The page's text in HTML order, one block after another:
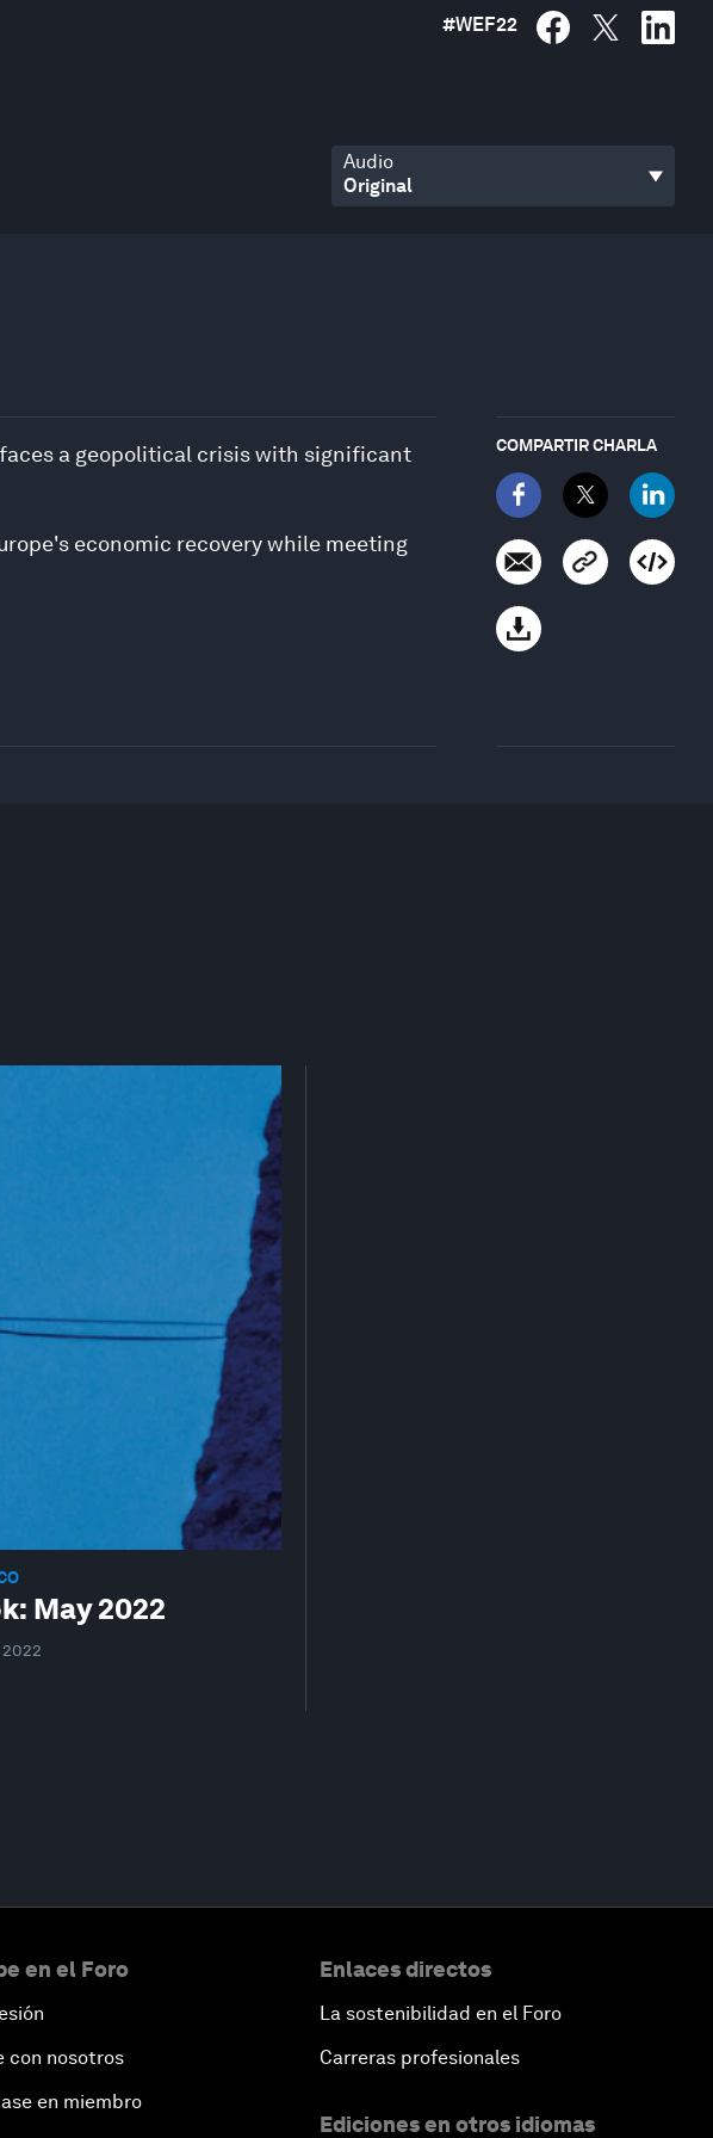
#WEF22
Audio
a geopolitical crisis with significant
economic recovery while meeting
COMPARTIR CHARLA
May 2022
2022
en el Foro
con nosotros
en miembro
Enlaces directos
La sostenibilidad en el Foro
Carreras profesionales
Ediciones en otros idiomas